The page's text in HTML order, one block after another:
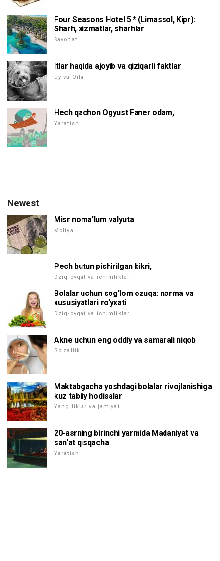
Four Seasons Hotel 5 * (Limassol, Kipr):
Sharh, xizmatlar, sharhlar
Sayohat
Itlar haqida ajoyib va qiziqarli faktlar
Uy va Oila
Hech qachon Ogyust Faner odam,
Yaratish
Newest
Misr noma'lum valyuta
Moliya
Pech butun pishirilgan bikri,
Oziq-ovqat va ichimliklar
Bolalar uchun sog'lom ozuqa: norma va
xususiyatlari ro'yxati
Oziq-ovqat va ichimliklar
Akne uchun eng oddiy va samarali niqob
Go'zallik
Maktabgacha yoshdagi bolalar rivojlanishiga
kuz tabiiy hodisalar
Yangiliklar va jamiyat
20-asrning birinchi yarmida Madaniyat va
san'at qisqacha
Yaratish